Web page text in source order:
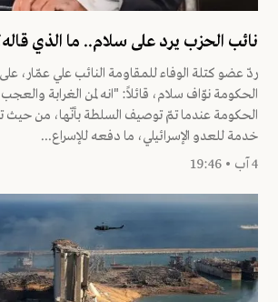
نائب الحزب يرد على سلام.. ما الذي
ردّ عضو كتلة الوفاء للمقاومة النائب علي عمّار،
الحكومة نوّاف سلام، قائلاً: "انه لمن الغرابة
الحكومة عندما تمّ توصيف السلطة بأنّها، من حيث
خدمة للعدو الإسرائيلي، ما دفعه للإسراع...
4 آب • 19:46